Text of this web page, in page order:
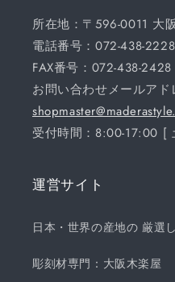
所在地：〒596-0011 大
電話番号：072-438-2228
FAX番号：072-438-2428
お問い合わせメールアド
受付時間：8:00-17:00 [
運営サイト
日本・世界の産地の 厳選
彫刻材専門：大阪木楽屋